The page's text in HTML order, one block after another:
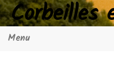
Corbeilles
Menu